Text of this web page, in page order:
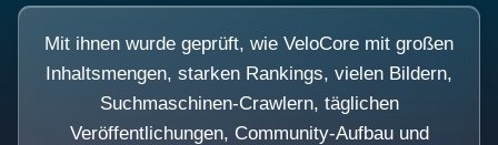
Mit ihnen wurde geprüft, wie VeloCore mit großen
Inhaltsmengen, starken Rankings, vielen Bildern,
Suchmaschinen-Crawlern, täglichen
Veröffentlichungen, Community-Aufbau und